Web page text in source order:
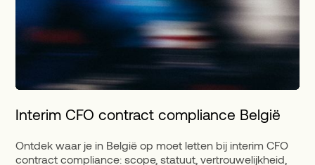
Interim CFO contract compliance België
Ontdek waar je in België op moet letten bij interim CFO
contract compliance: scope, statuut, vertrouwelijkheid,